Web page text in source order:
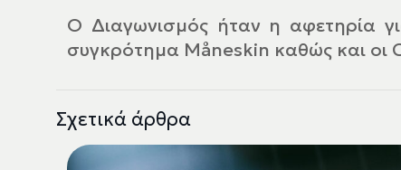
Ο Διαγωνισμός ήταν η αφετηρία
συγκρότημα Måneskin καθώς και οι
Σχετικά άρθρα